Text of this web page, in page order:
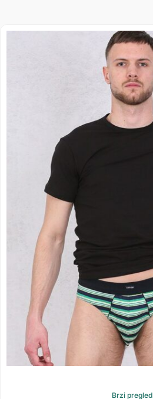
Brzi pregled